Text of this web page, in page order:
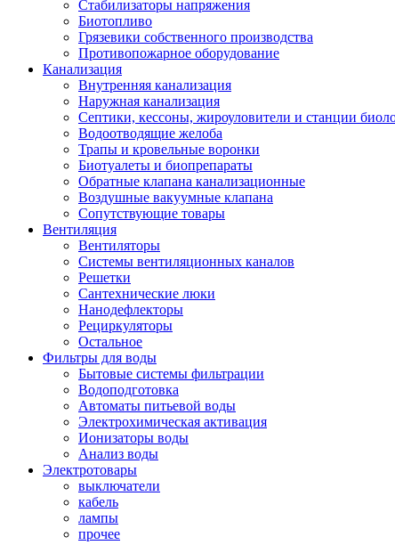
Стабилизаторы напряжения
Биотопливо
Грязевики собственного производства
Противопожарное оборудование
Канализация
Внутренняя канализация
Наружная канализация
Септики, кессоны, жироуловители и станции
Водоотводящие желоба
Трапы и кровельные воронки
Биотуалеты и биопрепараты
Обратные клапана канализационные
Воздушные вакуумные клапана
Сопутствующие товары
Вентиляция
Вентиляторы
Системы вентиляционных каналов
Решетки
Сантехнические люки
Нанодефлекторы
Рециркуляторы
Остальное
Фильтры для воды
Бытовые системы фильтрации
Водоподготовка
Автоматы питьевой воды
Электрохимическая активация
Ионизаторы воды
Анализ воды
Электротовары
выключатели
кабель
лампы
прочее